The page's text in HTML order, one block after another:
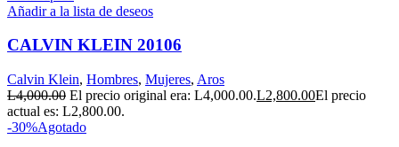
Añadir a la lista de deseos
CALVIN KLEIN 20106
Calvin Klein, Hombres, Mujeres, Aros
L4,000.00 El precio original era: L4,000.00.L2,800.00El precio
actual es: L2,800.00.
-30%Agotado